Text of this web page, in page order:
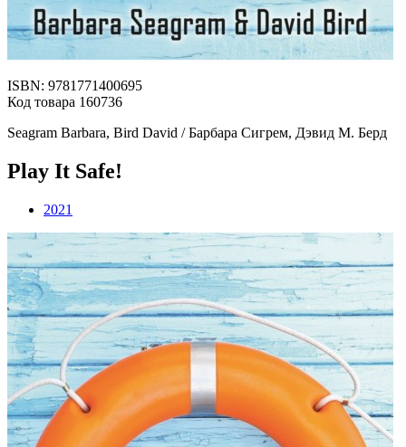
ISBN: 9781771400695
Код товара 160736
Seagram Barbara, Bird David / Барбара Сигрем, Дэвид М. Берд
Play It Safe!
2021